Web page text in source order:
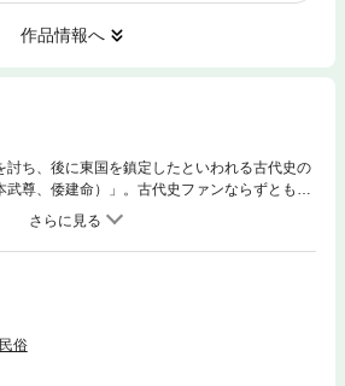
作品情報へ
討ち、後に東国を鎮定したといわれる古代史の
尊、倭建命）」。古代史ファンならずとも、
だろう。しかし、冷静にこの人物の足跡をたど
疑問に行き着く。たとえ『日本書紀』の編者が
せる意図が働いていたとしてでもある。知られ
る、渾身の一冊。
俗